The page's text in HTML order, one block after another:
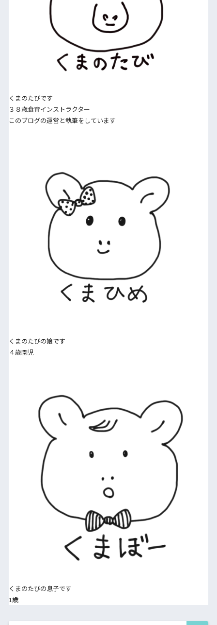
くまのたびです
３８歳食育インストラクター
このブログの運営と執筆をしています
くまのたびの娘です
４歳園児
くまのたびの息子です
1歳